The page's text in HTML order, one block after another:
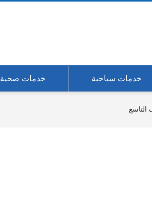
خدمات سياحية خدمات صحية
التاسع